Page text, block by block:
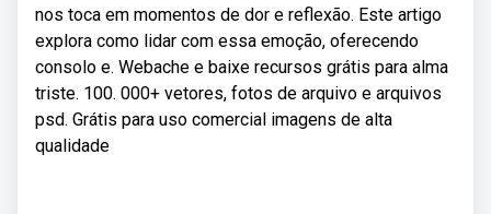
nos toca em momentos de dor e reflexão. Este artigo
explora como lidar com essa emoção, oferecendo
consolo e. Webache e baixe recursos grátis para alma
triste. 100. 000+ vetores, fotos de arquivo e arquivos
psd. Grátis para uso comercial imagens de alta
qualidade